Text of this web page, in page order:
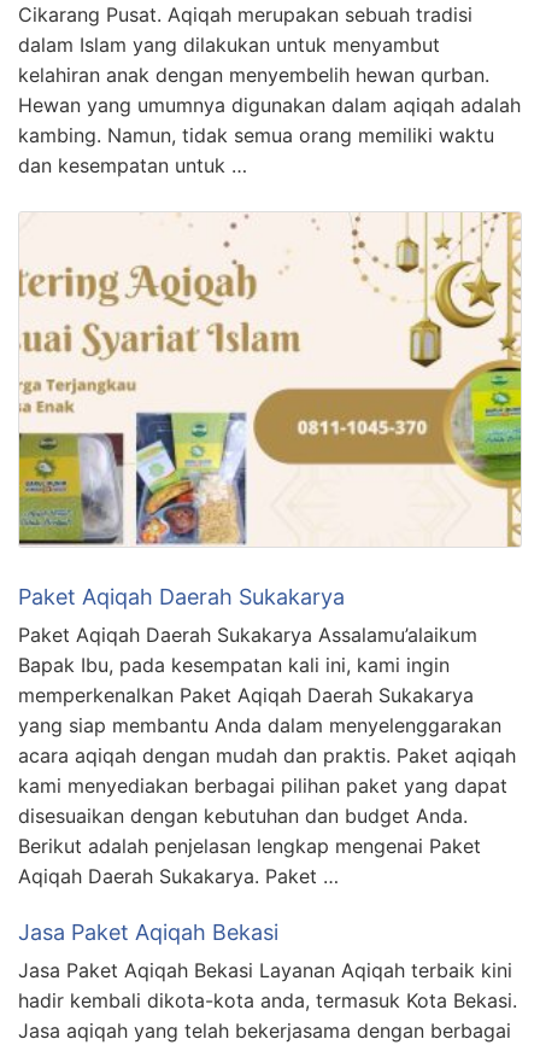
Cikarang Pusat. Aqiqah merupakan sebuah tradisi
dalam Islam yang dilakukan untuk menyambut
kelahiran anak dengan menyembelih hewan qurban.
Hewan yang umumnya digunakan dalam aqiqah adalah
kambing. Namun, tidak semua orang memiliki waktu
dan kesempatan untuk …
Paket Aqiqah Daerah Sukakarya
Paket Aqiqah Daerah Sukakarya Assalamu’alaikum
Bapak Ibu, pada kesempatan kali ini, kami ingin
memperkenalkan Paket Aqiqah Daerah Sukakarya
yang siap membantu Anda dalam menyelenggarakan
acara aqiqah dengan mudah dan praktis. Paket aqiqah
kami menyediakan berbagai pilihan paket yang dapat
disesuaikan dengan kebutuhan dan budget Anda.
Berikut adalah penjelasan lengkap mengenai Paket
Aqiqah Daerah Sukakarya. Paket …
Jasa Paket Aqiqah Bekasi
Jasa Paket Aqiqah Bekasi Layanan Aqiqah terbaik kini
hadir kembali dikota-kota anda, termasuk Kota Bekasi.
Jasa aqiqah yang telah bekerjasama dengan berbagai